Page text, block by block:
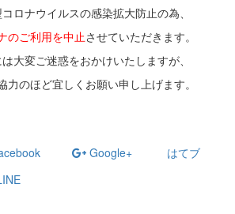
ロナウイルスの感染拡大防止の為、
のご利用を中止させていただきます。
大変ご迷惑をおかけいたしますが、
力のほど宜しくお願い申し上げます。
Google+
はてブ